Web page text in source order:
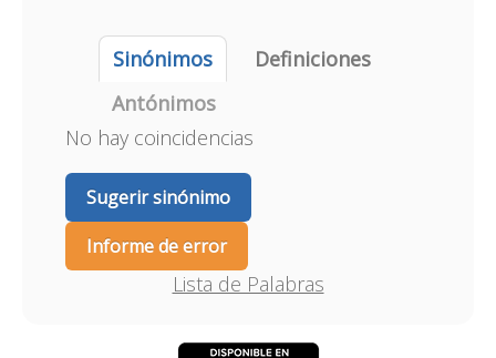
Sinónimos
Definiciones
Antónimos
No hay coincidencias
Sugerir sinónimo
Informe de error
Lista de Palabras